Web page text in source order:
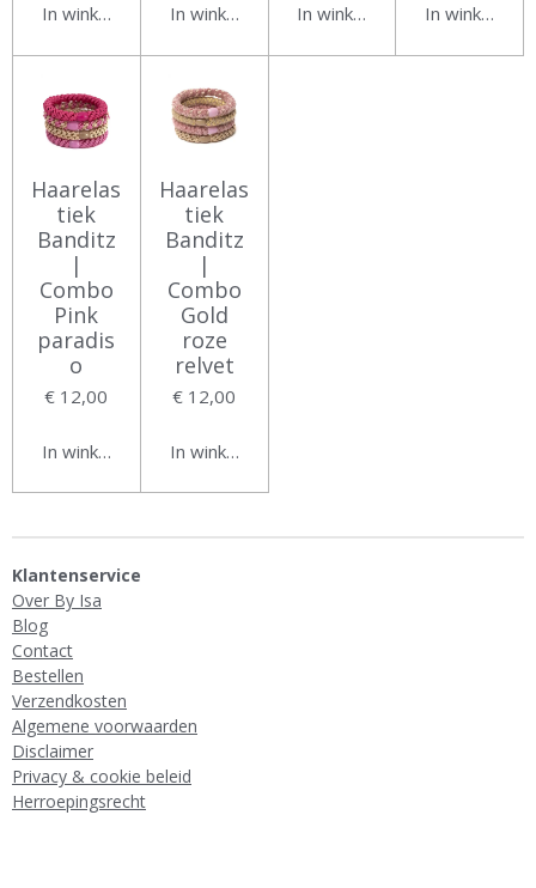
In winkelwagen In winkelwagen In winkelwagen In
Haarelas
tiek
Banditz
|
Combo
Pink
paradis
o
€ 12,00
In winkelwagen
Haarelas
tiek
Banditz
|
Combo
Gold
roze
relvet
€ 12,00
In winkelwagen
Klantenservice
Over By Isa
Blog
Contact
Bestellen
Verzendkosten
Algemene voorwaarden
Disclaimer
Privacy & cookie beleid
Herroepingsrecht